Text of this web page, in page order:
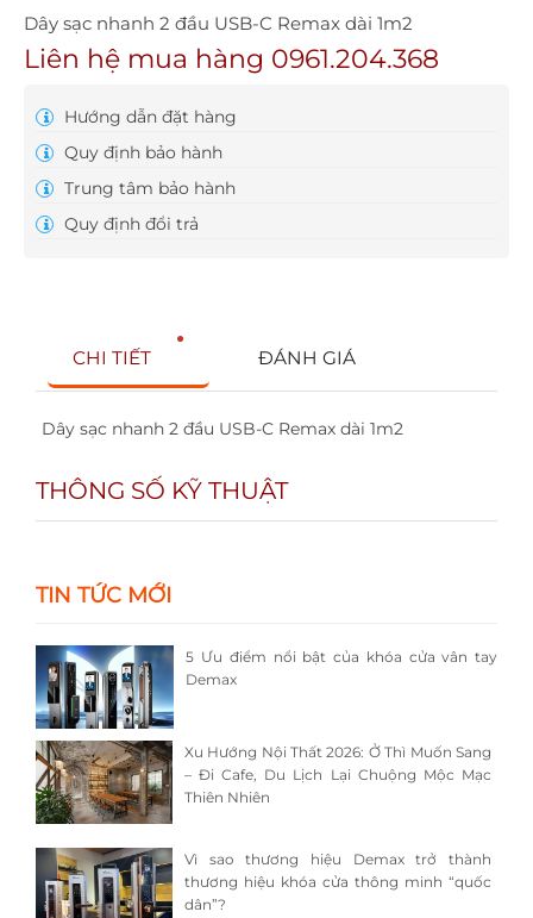
Dây sạc nhanh 2 đầu USB-C Remax dài 1m2
Liên hệ mua hàng 0961.204.368
Hướng dẫn đặt hàng
Quy định bảo hành
Trung tâm bảo hành
Quy định đổi trả
CHI TIẾT ĐÁNH GIÁ
Dây sạc nhanh 2 đầu USB-C Remax dài 1m2
THÔNG SỐ KỸ THUẬT
TIN TỨC MỚI
5 Ưu điểm nổi bật của khóa cửa vân tay
Demax
Xu Hướng Nội Thất 2026: Ở Thì Muốn Sang
– Đi Cafe, Du Lịch Lại Chuộng Mộc Mạc
Thiên Nhiên
Vì sao thương hiệu Demax trở thành
thương hiệu khóa cửa thông minh “quốc
dân”?